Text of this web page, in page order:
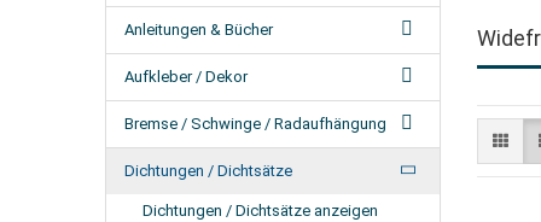
Anleitungen & Bücher
Aufkleber / Dekor
Bremse / Schwinge / Radaufhängung
Dichtungen / Dichtsätze
Dichtungen / Dichtsätze anzeigen